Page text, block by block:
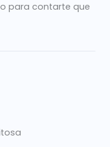
para contarte que